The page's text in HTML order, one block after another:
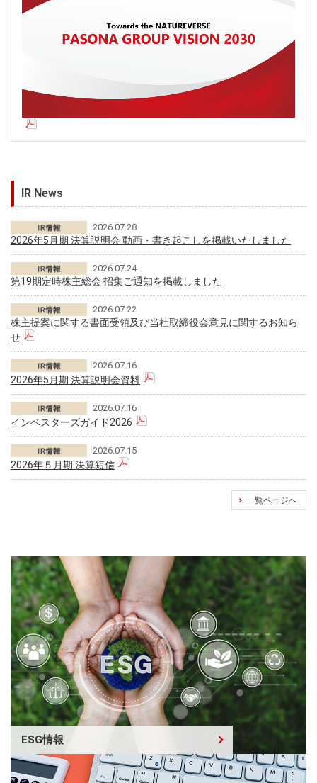
IR News
2026.07.28
2026年5月期 決算説明会 動画・書き起こしを掲載いたしました
2026.07.24
第19期定時株主総会 招集ご通知を掲載しました
2026.07.22
株主提案に関する書面受領及び当社取締役会意見に関するお知ら
せ
2026.07.16
2026年5月期 決算説明会資料
2026.07.16
インベスターズガイド2026
2026.07.15
2026年５月期 決算短信
一覧ページへ
ESG情報